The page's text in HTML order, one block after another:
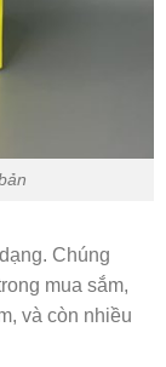
Chúng
mua sắm,
và còn nhiều